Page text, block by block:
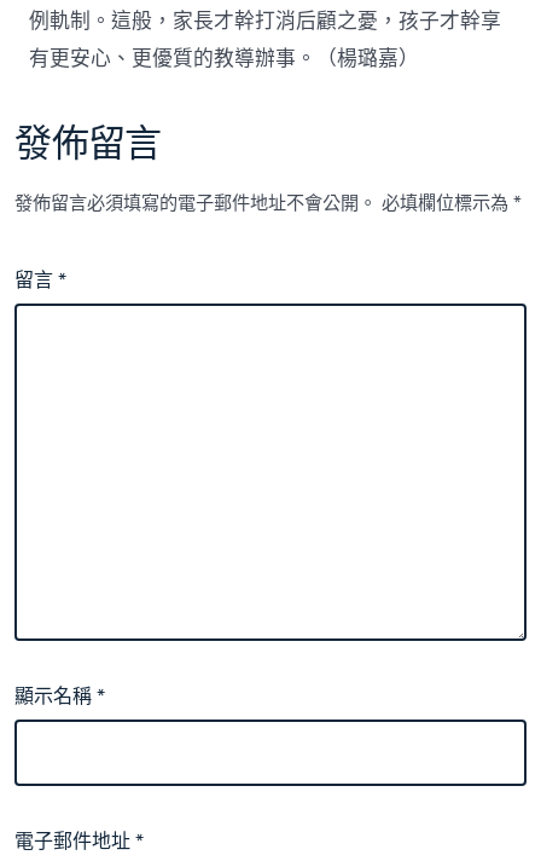
例軌制。這般，家長才幹打消后顧之憂，孩子才幹享
有更安心、更優質的教導辦事。（楊璐嘉）
發佈留言
發佈留言必須填寫的電子郵件地址不會公開。 必填欄位標示為*
留言*
顯示名稱*
電子郵件地址*